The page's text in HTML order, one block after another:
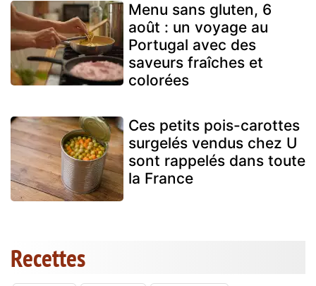
Menu sans gluten, 6
août : un voyage au
Portugal avec des
saveurs fraîches et
colorées
Ces petits pois-carottes
surgelés vendus chez U
sont rappelés dans toute
la France
Recettes